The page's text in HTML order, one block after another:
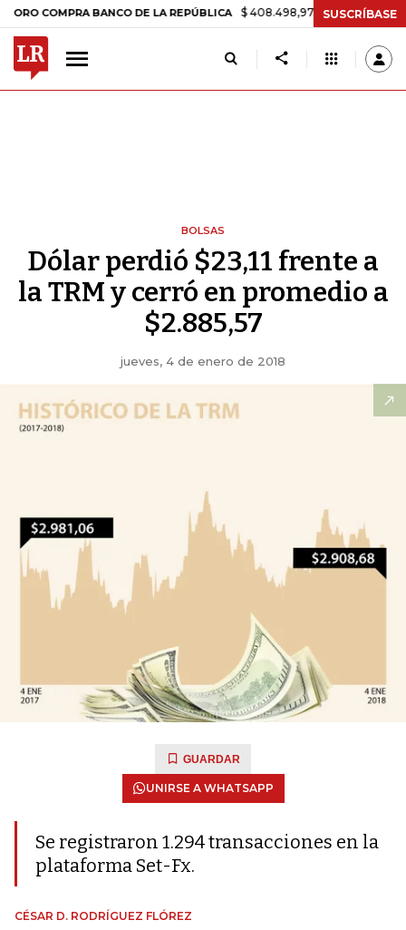
BANCO DE LA REPÚBLICA $ 408.498,97 +$ 8.753,81 +2,19%
SUSCRÍBASE
BOLSAS
Dólar perdió $23,11 frente a
la TRM y cerró en promedio a
$2.885,57
jueves, 4 de enero de 2018
GUARDAR
UNIRSE A WHATSAPP
Se registraron 1.294 transacciones en la
plataforma Set-Fx.
CÉSAR D. RODRÍGUEZ FLÓREZ